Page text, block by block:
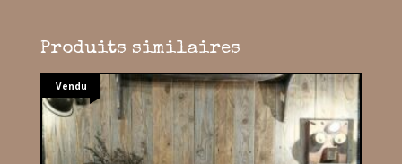
Produits similaires
Vendu